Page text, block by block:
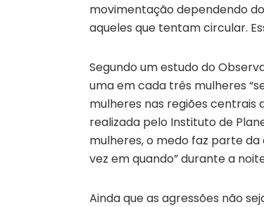
movimentação dependendo
aqueles que tentam circular.
Segundo um estudo do
uma em cada três mulheres
mulheres nas regiões centrais
realizada pelo Instituto de
mulheres, o medo faz parte da
vez em quando” durante a
Ainda que as agressões não